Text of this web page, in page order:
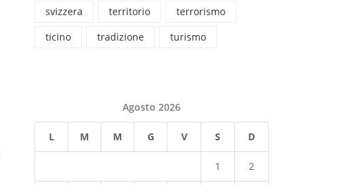
svizzera
territorio
terrorismo
ticino
tradizione turismo
Agosto 2026
L M M G V S D
1 2